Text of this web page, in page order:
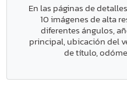
En las páginas de
10 imágenes de alta
diferentes ángulos,
principal, ubicación del
de título,